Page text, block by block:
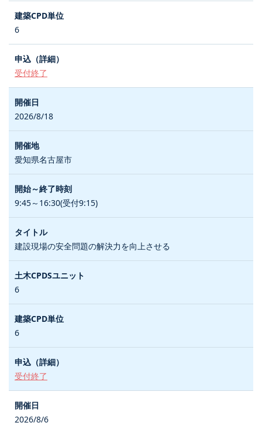
6
受付終了
2026/8/18
愛知県名古屋市
9:45～16:30(受付9:15)
建設現場の安全問題の解決力を向上させる
6
6
受付終了
2026/8/6